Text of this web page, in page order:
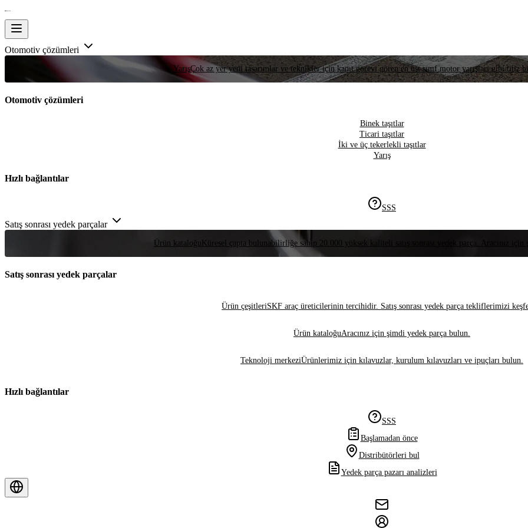
Otomotiv çözümleri
YarışÇok az yer yeni tasarımlar ve teknikler için kanıt görevi gören en üst sınıf motor yarışları gibi titiz
Otomotiv çözümleri
Binek taşıtlar
Ticari taşıtlar
İki ve üç tekerlekli taşıtlar
Yarış
Hızlı bağlantılar
SSS
Satış sonrası yedek parçalar
Ürün kataloğu Küresel çapta bulunabilirliğe sahip 20.000 yüksek kaliteli satış sonrası yedek parça. Aracınız
Satış sonrası yedek parçalar
Ürün çeşitleriSKF araç üreticilerinin tercihidir. Satış sonrası yedek parça tekliflerimizi
Ürün kataloğuAracınız için şimdi yedek parça bulun.
Teknoloji merkeziÜrünlerimiz için kılavuzlar, kurulum kılavuzları ve ipuçları bulun.
Hızlı bağlantılar
SSS
Başlamadan önce
Distribütörleri bul
Yedek parça pazarı analizleri